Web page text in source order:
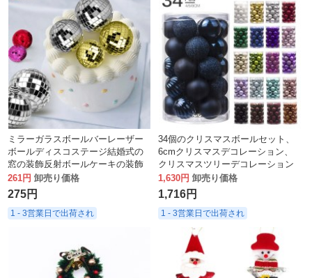
ミラーガラスボールバーレーザー
ボールディスコステージ結婚式の
窓の装飾反射ボールケーキの装飾
クリスマス
261円 卸売り価格
275円
1 - 3営業日で出荷され
34個のクリスマスボールセット、
6cmクリスマスデコレーション、
クリスマスツリーデコレーション
ボール、特殊な形のボール
1,630円 卸売り価格
1,716円
1 - 3営業日で出荷され